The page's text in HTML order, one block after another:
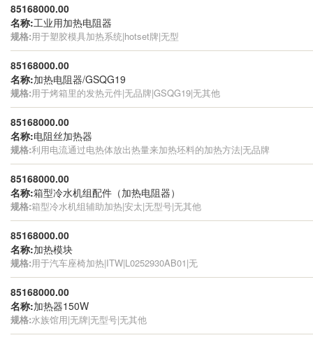
85168000.00
名称:工业用加热电阻器
规格:用于塑胶模具加热系统|hotset牌|无型
85168000.00
名称:加热电阻器/GSQG19
规格:用于烤箱里的发热元件|无品牌|GSQG19|无其他
85168000.00
名称:电阻丝加热器
规格:利用电流通过电热体放出热量来加热坯料的加热方法|无品牌
85168000.00
名称:箱型冷水机组配件（加热电阻器）
规格:箱型冷水机组辅助加热|安太|无型号|无其他
85168000.00
名称:加热模块
规格:用于汽车座椅加热|ITW|L0252930AB01|无
85168000.00
名称:加热器150W
规格:水族馆用|无牌|无型号|无其他